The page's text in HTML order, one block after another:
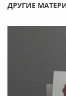
ДРУГИЕ